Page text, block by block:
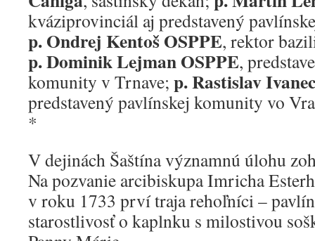
kváziprovinciál aj predstavený
p. Ondrej Kentoš OSPPE, rektor
p. Dominik Lejman OSPPE,
komunity v Trnave; p. Rastislav
predstavený pavlínskej komunity vo
*
V dejinách Šaštína významnú úlohu
Na pozvanie arcibiskupa Imricha
v roku 1733 prví traja rehoľníci –
starostlivosť o kaplnku s milostivou